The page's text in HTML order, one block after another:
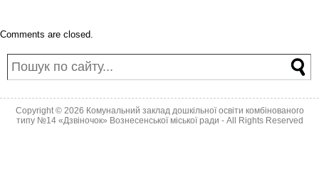
Comments are closed.
Copyright © 2026 Комунальний заклад дошкільної освіти комбінованого
типу №14 «Дзвіночок» Вознесенської міської ради - All Rights Reserved